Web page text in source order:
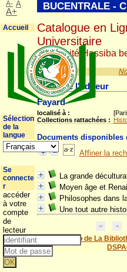
Détail de l'éditeur
Fayard
localisé à :
Collections rattachées :
Documents disponibles
Affiner la
La grande
Moyen âge et
Philosophes dans
Une tout autre
Site Web de La
BUCENTRALE -
Catalogue en
Universitaire
Université Hassiba
A- A
A+
Accueil
Sélection
de la
langue
Se
connecte
r
accéder
à votre
compte
de
lecteur